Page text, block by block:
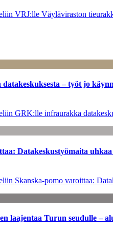
VRJ:lle Väyläviraston
– työt jo
GRK:lle infraurakka
Datakeskustyömaita
Skanska-pomo varoittaa:
laajentaa Turun seudulle –